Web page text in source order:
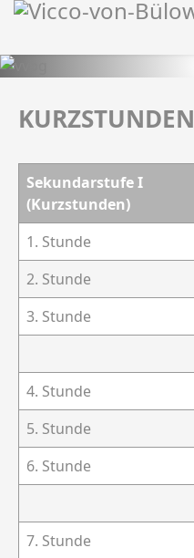
KURZSTUNDEN
Sekundarstufe I
(Kurzstunden)
1. Stunde
2. Stunde
3. Stunde
4. Stunde
5. Stunde
6. Stunde
7. Stunde